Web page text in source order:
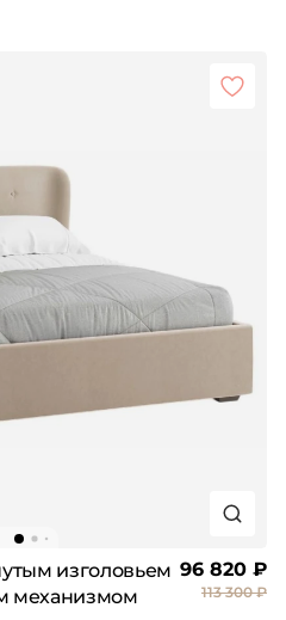
изголовьем
механизмом
96 820 ₽
113 300 ₽